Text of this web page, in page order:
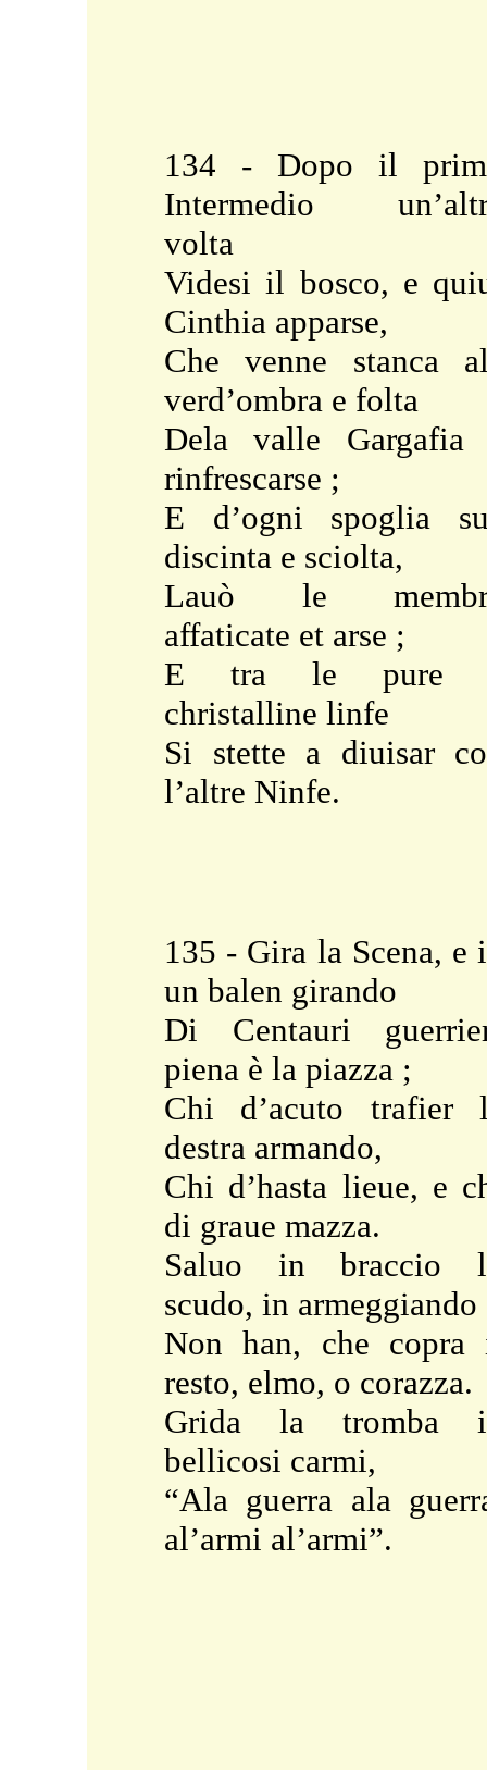
134 - Dopo il
Intermedio
volta
Videsi il bosco, e
Cinthia apparse,
Che venne stanca
verd’ombra e folta
Dela valle Gargafia
rinfrescarse ;
E d’ogni spoglia
discinta e sciolta,
Lauò le
affaticate et arse ;
E tra le pure
christalline linfe
Si stette a diuisar
l’altre Ninfe.
135 - Gira la Scena, e
un balen girando
Di Centauri
piena è la piazza ;
Chi d’acuto trafier
destra armando,
Chi d’hasta lieue, e
di graue mazza.
Saluo in braccio
scudo, in armeggiando
Non han, che copra
resto, elmo, o corazza.
Grida la tromba
bellicosi carmi,
“Ala guerra ala
al’armi al’armi”.